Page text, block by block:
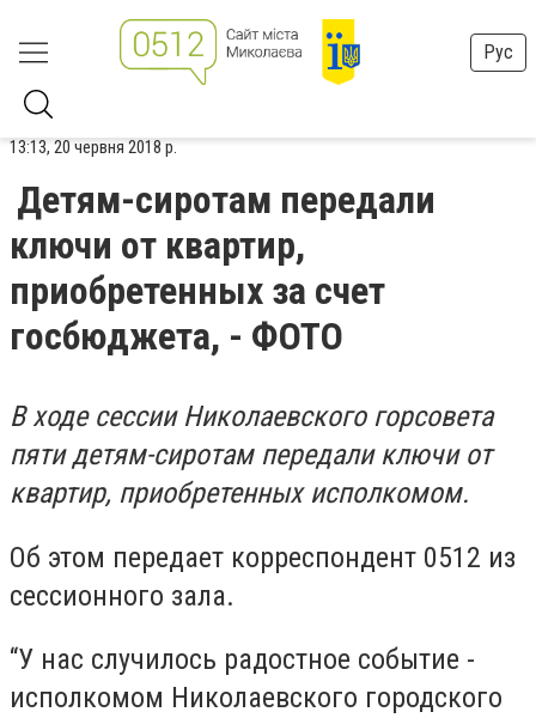
Рус
13:13, 20 червня 2018 р.
Детям-сиротам передали
ключи от квартир,
приобретенных за счет
госбюджета, - ФОТО
В ходе сессии Николаевского горсовета
пяти детям-сиротам передали ключи от
квартир, приобретенных исполкомом.
Об этом передает корреспондент 0512 из
сессионного зала.
“У нас случилось радостное событие -
исполкомом Николаевского городского